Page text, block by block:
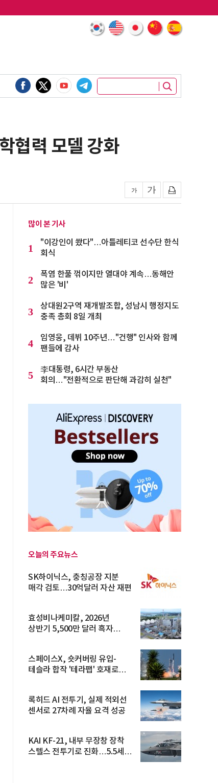
협력 모델 강화
많이 본 기사
1
"이강인이 쐈다"…아틀레티코 선수단 한식
회식
2
폭염 한풀 꺾이지만 열대야 계속…동해안
많은 '비'
3
상대원2구역 재개발조합, 성남시 행정지도
충족 총회 8일 개최
4
임영웅, 데뷔 10주년…"건행" 인사와 함께
팬들에 감사
5
李대통령, 6시간 부동산
회의…"전환적으로 판단해 과감히 실천"
오늘의 주요뉴스
SK하이닉스, 충칭공장 지분
매각 검토…30억달러 자산 재편
효성비나케미칼, 2026년
상반기 5,500만 달러 흑자
스페이스X, 숏커버링 유입-
테슬라 합작 '테라팹' 호재로
록히드 AI 전투기, 실제 적외선
센서로 27차례 자율 요격 성공
KAI KF-21, 내부 무장창 장착
스텔스 전투기로 진화…5.5세대